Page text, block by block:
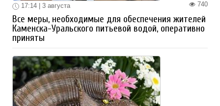
740
17:14 | 3 августа
Все меры, необходимые для обеспечения жителей
Каменска-Уральского питьевой водой, оперативно
приняты